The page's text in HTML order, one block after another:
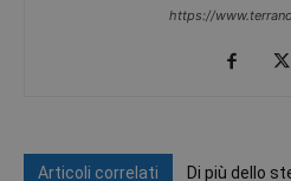
https://
Articoli correlati Di più dello